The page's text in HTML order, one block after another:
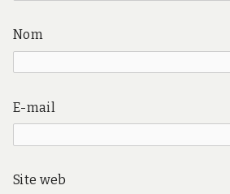
Nom
E-mail
Site web